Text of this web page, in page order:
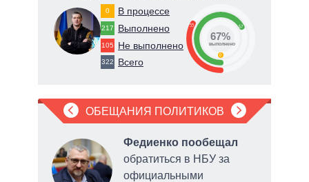
0 В процессе
217 Выполнено
105 Не выполнено
322 Всего
33 67
0
67%
выполнено
ОБЕЩАНИЯ ПОЛИТИКОВ
Федиенко пообещал
обратиться в НБУ за
официальными